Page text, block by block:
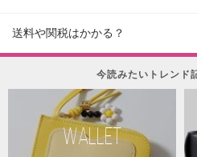
送料や関税はかかる？
今読みたいトレンド
WALLET